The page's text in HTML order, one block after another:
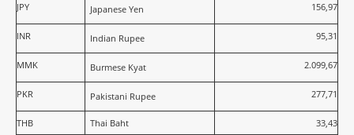
JPY Japanese Yen 156,97
INR Indian Rupee 95,31
MMK Burmese Kyat 2.099,67
PKR Pakistani Rupee 277,71
THB Thai Baht
33,43